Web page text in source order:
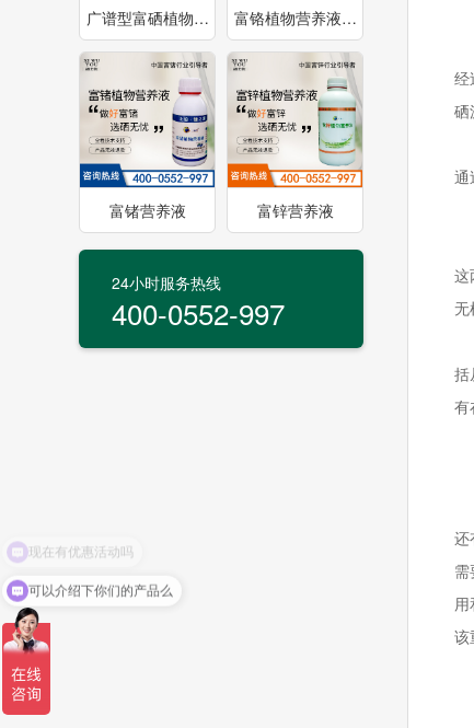
广谱型富硒植物… 富铬植物营养液…
富锗营养液 富锌营养液
24小时服务热线
400-0552-997
经
硒
通
这
无
括
有
还
该
可以介绍下你们的产品么